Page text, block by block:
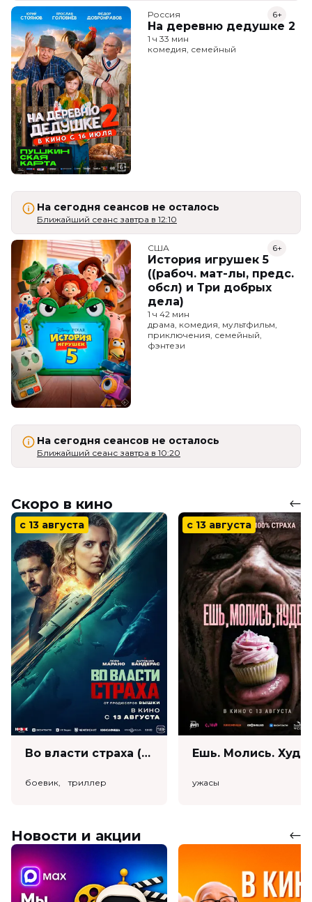
Россия
На деревню дедушке 2
6+
1 ч 33 мин
комедия, семейный
На сегодня сеансов не осталось
Ближайший сеанс завтра в 12:10
США
История игрушек 5
((рабоч. мат-лы, предс.
обсл) и Три добрых
дела)
6+
1 ч 42 мин
драма, комедия, мультфильм,
приключения, семейный,
фэнтези
На сегодня сеансов не осталось
Ближайший сеанс завтра в 10:20
Скоро в кино
с 13 августа
Во власти страха (18+)
боевик, триллер
с 13 августа
ужасы
Новости и акции